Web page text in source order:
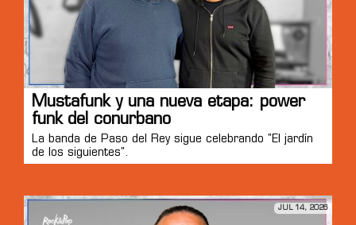
Mustafunk y una nueva etapa: power
funk del conurbano
La banda de Paso del Rey sigue celebrando "El jardín
de los siguientes".
JUL 14, 2026